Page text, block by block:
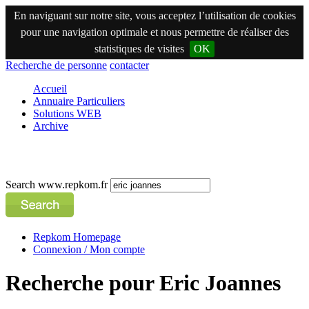
En naviguant sur notre site, vous acceptez l’utilisation de cookies
pour une navigation optimale et nous permettre de réaliser des
statistiques de visites
OK
Recherche de personne contacter
Accueil
Annuaire Particuliers
Solutions WEB
Archive
Search www.repkom.fr
Repkom Homepage
Connexion / Mon compte
Recherche pour Eric Joannes